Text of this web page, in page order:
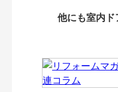
他にも室内